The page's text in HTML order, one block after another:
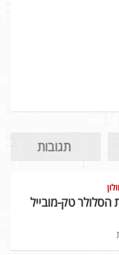
תגובות
הסלולר טק-מובייל